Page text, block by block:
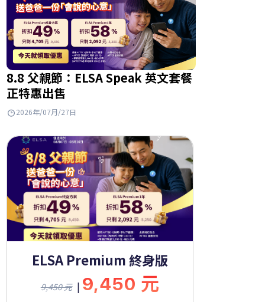
8.8 父親節：ELSA Speak 英文套餐
正特惠出售
2026年/07月/27日
ELSA Premium 終身版
9,450 元 | 9,450 元